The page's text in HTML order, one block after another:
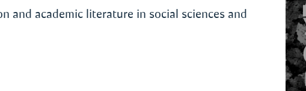
academic literature in social sciences and